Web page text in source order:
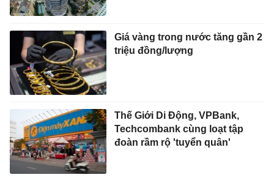
Giá vàng trong nước tăng gần 2
triệu đồng/lượng
Thế Giới Di Động, VPBank,
Techcombank cùng loạt tập
đoàn rầm rộ 'tuyển quân'